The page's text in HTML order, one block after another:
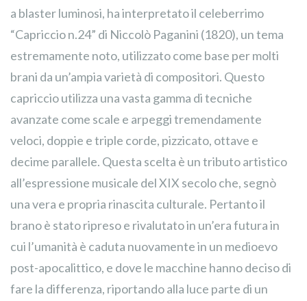
a blaster luminosi, ha interpretato il celeberrimo
“Capriccio n.24” di Niccolò Paganini (1820), un tema
estremamente noto, utilizzato come base per molti
brani da un’ampia varietà di compositori. Questo
capriccio utilizza una vasta gamma di tecniche
avanzate come scale e arpeggi tremendamente
veloci, doppie e triple corde, pizzicato, ottave e
decime parallele. Questa scelta è un tributo artistico
all’espressione musicale del XIX secolo che, segnò
una vera e propria rinascita culturale. Pertanto il
brano è stato ripreso e rivalutato in un’era futura in
cui l’umanità è caduta nuovamente in un medioevo
post-apocalittico, e dove le macchine hanno deciso di
fare la differenza, riportando alla luce parte di un